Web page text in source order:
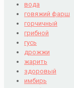
вода
говяжий фарш
горчичный
грибной
гусь
дрожжи
жарить
здоровый
имбирь